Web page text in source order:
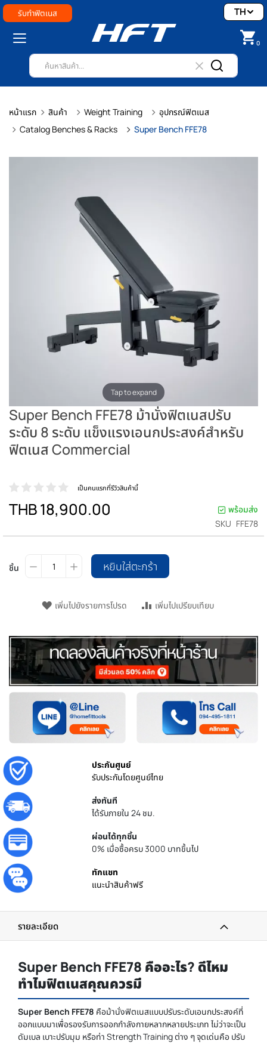
รับทำฟิตเนส
0
TH
หน้าแรก สินค้า Weight Training
อุปกรณ์ฟิตเนส
Catalog Benches & Racks
Super Bench FFE78
Tap to expand
Super Bench FFE78 ม้านั่งฟิตเนสปรับ
ระดับ 8 ระดับ แข็งแรงเอนกประสงค์สำหรับ
ฟิตเนส Commercial
เป็นคนแรกที่รีวิวสินค้านี้
THB 18,900.00
พร้อมส่ง
SKU FFE78
ชิ้น หยิบใส่ตะกร้า
เพิ่มไปยังรายการโปรด เพิ่มไปเปรียบเทียบ
ประกันศูนย์
รับประกันโดยศูนย์ไทย
ส่งทันที
ได้รับภายใน 24 ชม.
ผ่อนได้ทุกชิ้น
0% เมื่อซื้อครบ 3000 บาทขึ้นไป
ทักแชท
แนะนำสินค้าฟรี
รายละเอียด
Super Bench FFE78 คืออะไร? ดีไหม
ทำไมฟิตเนสคุณควรมี
Super Bench FFE78 คือม้านั่งฟิตเนสแบบปรับระดับเอนกประสงค์ที่
ออกแบบมาเพื่อรองรับการออกกำลังกายหลากหลายประเภท ไม่ว่าจะเป็น
ดัมเบล เบาะปรับมุม หรือท่า Strength Training ต่าง ๆ จุดเด่นคือ ปรับ